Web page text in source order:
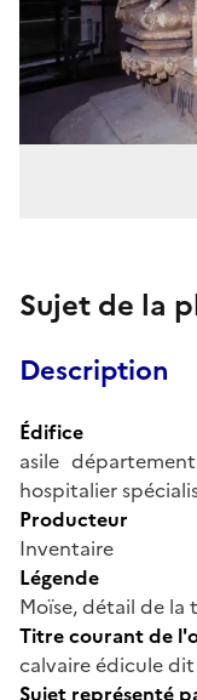
Sujet de la
Description
Édifice
asile
hospitalier
Producteur
Inventaire
Légende
Moïse, détail de la
Titre courant de
calvaire édicule
Sujet représenté